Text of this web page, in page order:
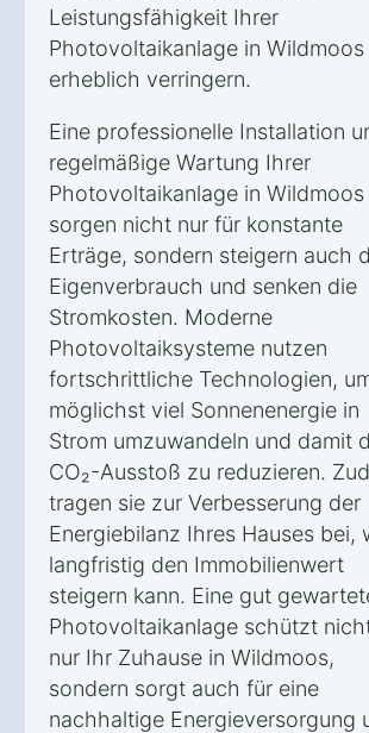
Leistungsfähigkeit Ihrer
Photovoltaikanlage in Wildmoos
erheblich verringern.
Eine professionelle Installation
regelmäßige Wartung Ihrer
Photovoltaikanlage in Wildmoos
sorgen nicht nur für konstante
Erträge, sondern steigern auch
Eigenverbrauch und senken die
Stromkosten. Moderne
Photovoltaiksysteme nutzen
fortschrittliche Technologien,
möglichst viel Sonnenenergie in
Strom umzuwandeln und damit
CO₂-Ausstoß zu reduzieren.
tragen sie zur Verbesserung der
Energiebilanz Ihres Hauses bei,
langfristig den Immobilienwert
steigern kann. Eine gut
Photovoltaikanlage schützt
nur Ihr Zuhause in Wildmoos,
sondern sorgt auch für eine
nachhaltige Energieversorgung